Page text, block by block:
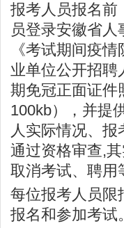
报考人员报名前
员登录安徽省
《考试期间疫
业单位公开招聘
期免冠正面证件
100kb），并提
人实际情况、
通过资格审查,
取消考试、聘用
每位报考人员限
报名和参加考试。